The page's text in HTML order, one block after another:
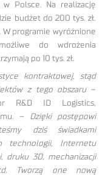
Polsce. Na realizację
budżet do 200 tys. zł.
W programie wyróżnione
do wdrożenia
po 10 tys. zł.
kontraktowej, stąd
z tego obszaru–
R&D ID Logistics,
– Dzięki postępowi
dziś świadkami
technologii, Internetu
druku 3D, mechanizacji
Tworzą one nową